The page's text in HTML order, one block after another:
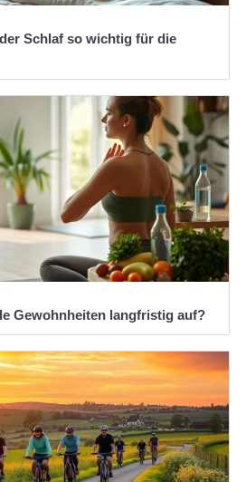
Schlaf so wichtig für die
Gewohnheiten langfristig auf?